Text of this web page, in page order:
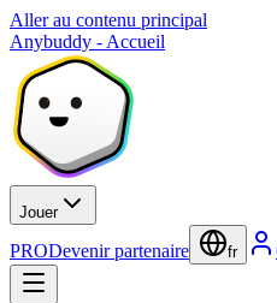
Aller au contenu principal
Anybuddy - Accueil
Jouer
PRODevenir partenaire fr